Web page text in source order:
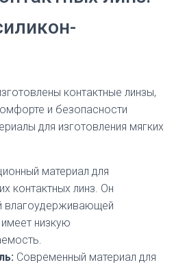
контактные линзы,
и безопасности
для изготовления мягких
материал для
контактных линз. Он
влагоудерживающей
низкую
Современный материал для